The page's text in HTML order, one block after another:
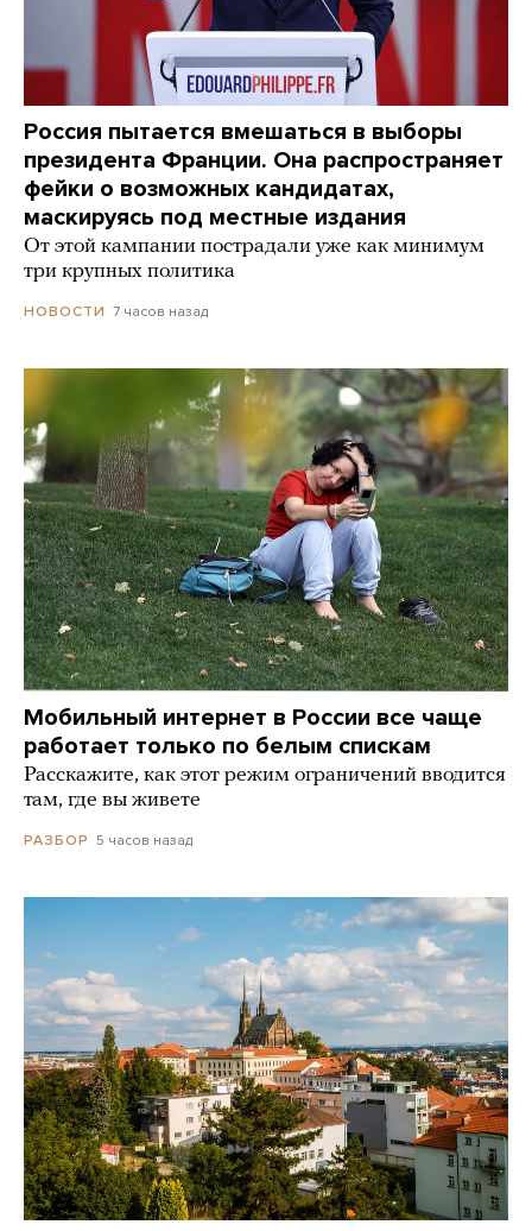
Россия пытается вмешаться в выборы
президента Франции. Она распространяет
фейки о возможных кандидатах,
маскируясь под местные издания
От этой кампании пострадали уже как минимум
три крупных политика
НОВОСТИ 7 часов назад
Мобильный интернет в России все чаще
работает только по белым спискам
Расскажите, как этот режим ограничений вводится
там, где вы живете
РАЗБОР 5 часов назад